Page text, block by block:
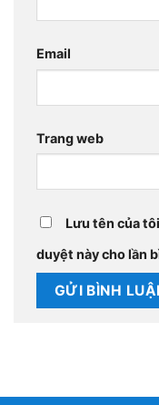
Email
Trang web
Lưu tên của
duyệt này cho lần